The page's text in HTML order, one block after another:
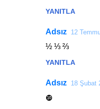
YANITLA
Adsız 12
½ ⅓ ⅔
YANITLA
Adsız 18 Şubat
❿